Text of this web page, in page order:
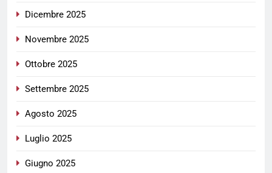
Dicembre 2025
Novembre 2025
Ottobre 2025
Settembre 2025
Agosto 2025
Luglio 2025
Giugno 2025